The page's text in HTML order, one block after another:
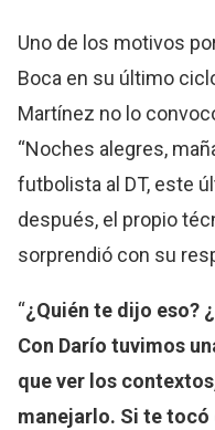
Uno de los motivos
Boca en su último
Martínez no lo
“Noches alegres,
futbolista al DT, este
después, el propio
sorprendió con su
“¿Quién te dijo eso?
Con Darío tuvimos
que ver los
manejarlo. Si te tocó